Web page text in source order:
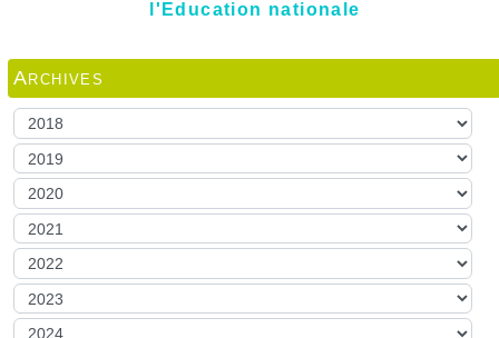
l'Education nationale
Archives